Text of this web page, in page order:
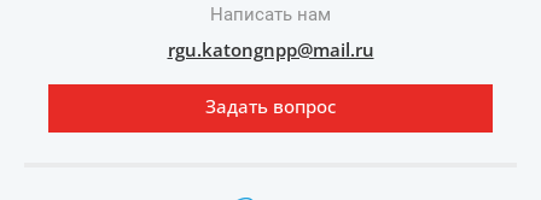
Написать нам
rgu.katongnpp@mail.ru
Задать вопрос